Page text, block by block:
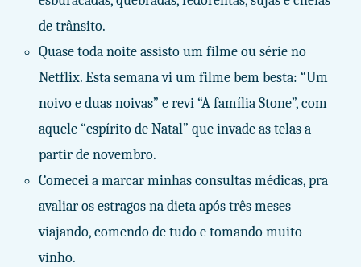
de trânsito.
Quase toda noite assisto um filme ou série no
Netflix. Esta semana vi um filme bem besta: “Um
noivo e duas noivas” e revi “A família Stone”, com
aquele “espírito de Natal” que invade as telas a
partir de novembro.
Comecei a marcar minhas consultas médicas, pra
avaliar os estragos na dieta após três meses
viajando, comendo de tudo e tomando muito
vinho.